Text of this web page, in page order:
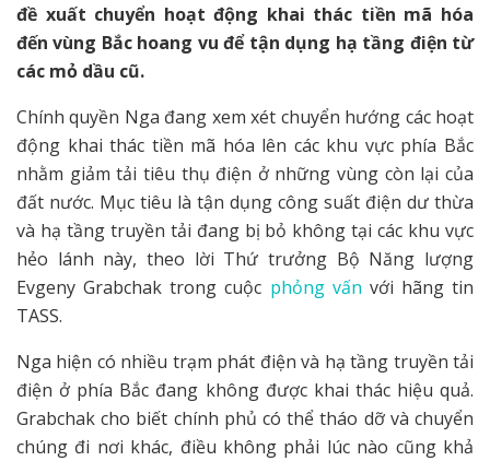
đề xuất chuyển hoạt động khai thác tiền mã hóa
đến vùng Bắc hoang vu để tận dụng hạ tầng điện từ
các mỏ dầu cũ.
Chính quyền Nga đang xem xét chuyển hướng các hoạt
động khai thác tiền mã hóa lên các khu vực phía Bắc
nhằm giảm tải tiêu thụ điện ở những vùng còn lại của
đất nước. Mục tiêu là tận dụng công suất điện dư thừa
và hạ tầng truyền tải đang bị bỏ không tại các khu vực
hẻo lánh này, theo lời Thứ trưởng Bộ Năng lượng
Evgeny Grabchak trong cuộc phỏng vấn với hãng tin
TASS.
Nga hiện có nhiều trạm phát điện và hạ tầng truyền tải
điện ở phía Bắc đang không được khai thác hiệu quả.
Grabchak cho biết chính phủ có thể tháo dỡ và chuyển
chúng đi nơi khác, điều không phải lúc nào cũng khả